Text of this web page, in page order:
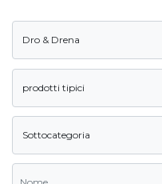
Dro & Drena
prodotti tipici
Sottocategoria